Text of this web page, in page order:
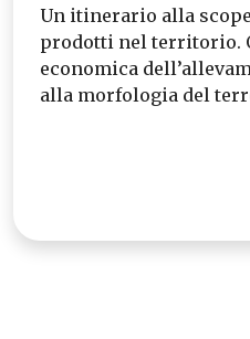
Un itinerario alla
prodotti nel territorio.
economica
alla morfologia del